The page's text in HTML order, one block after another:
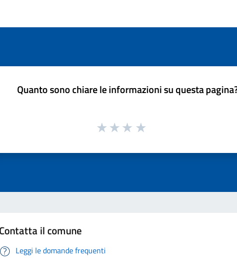
Quanto sono chiare le informazioni su questa
Contatta il comune
Leggi le domande frequenti